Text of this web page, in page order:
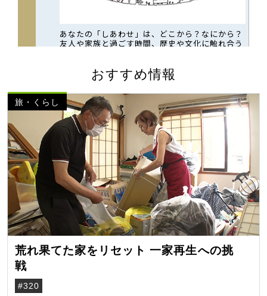
おすすめ情報
旅・くらし
荒れ果てた家をリセット 一家再生への挑
戦
#320